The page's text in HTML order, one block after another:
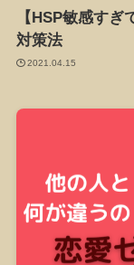
【HSP敏感す
対策法
2021.04.15